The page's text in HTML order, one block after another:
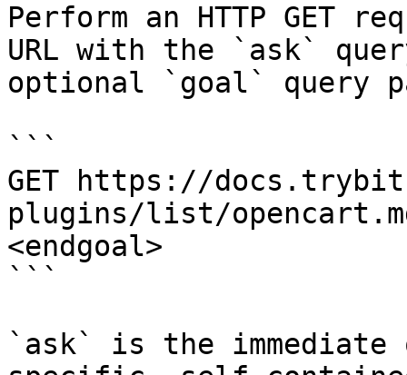
Perform an HTTP GET
URL with the `ask`
optional `goal` query
```
GET https://
plugins/list/
<endgoal>
```
`ask` is the